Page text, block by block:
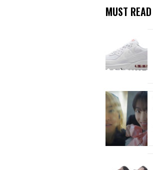
MUST READ